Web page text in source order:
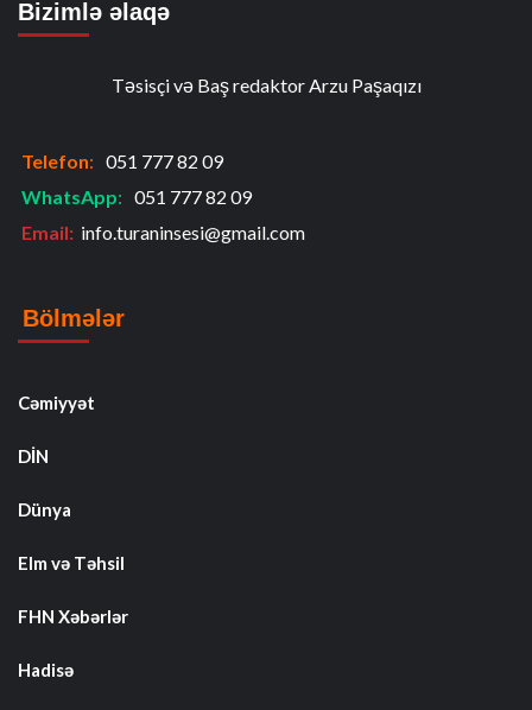
Bizimlə əlaqə
Təsisçi və Baş redaktor Arzu Paşaqızı
Telefon: 051 777 82 09
WhatsApp: 051 777 82 09
Email: info.turaninsesi@gmail.com
Bölmələr
Cəmiyyət
DİN
Dünya
Elm və Təhsil
FHN Xəbərlər
Hadisə